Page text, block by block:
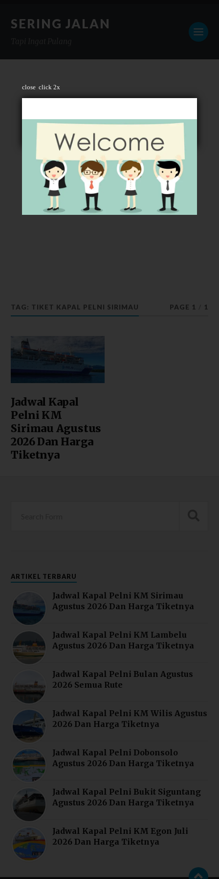
close click 2x
SERING JALAN
TAG: TIKET KAPAL PELNI SIRIMAU PAGE 1 1
Jadwal Kapal
Pelni KM
Sirimau Agustus
2026 Dan Harga
Tiketnya
ARTIKEL TERBARU
Jadwal Kapal Pelni KM Sirimau
Agustus 2026 Dan Harga Tiketnya
Jadwal Kapal Pelni KM Lambelu
Agustus 2026 Dan Harga Tiketnya
Jadwal Kapal Pelni Bulan Agustus
2026 Semua Rute
Jadwal Kapal Pelni KM Wilis Agustus
2026 Dan Harga Tiketnya
Jadwal Kapal Pelni Dobonsolo
Agustus 2026 Dan Harga Tiketnya
Jadwal Kapal Pelni Bukit Siguntang
Agustus 2026 Dan Harga Tiketnya
Jadwal Kapal Pelni KM Egon Juli
2026 Dan Harga Tiketnya